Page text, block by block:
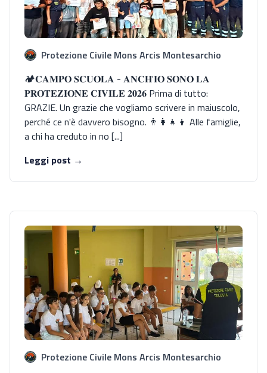
Protezione Civile Mons Arcis Montesarchio
🏕️𝐂𝐀𝐌𝐏𝐎 𝐒𝐂𝐔𝐎𝐋𝐀 - 𝐀𝐍𝐂𝐇'𝐈𝐎 𝐒𝐎𝐍𝐎 𝐋𝐀
𝐏𝐑𝐎𝐓𝐄𝐙𝐈𝐎𝐍𝐄 𝐂𝐈𝐕𝐈𝐋𝐄 𝟐𝟎𝟐𝟔 Prima di tutto:
GRAZIE. Un grazie che vogliamo scrivere in maiuscolo,
perché ce n'è davvero bisogno. 👨‍👩‍👧‍👦 Alle famiglie,
a chi ha creduto in no [...]
Leggi post →
Protezione Civile Mons Arcis Montesarchio